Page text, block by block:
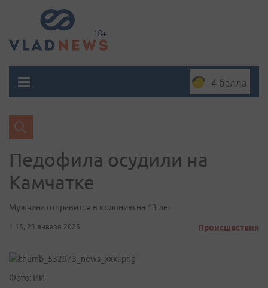
4 балла
Педофила осудили на
Камчатке
Мужчина отправится в колонию на 13 лет
1:15, 23 января 2025 Происшествия
Фото: ИИ